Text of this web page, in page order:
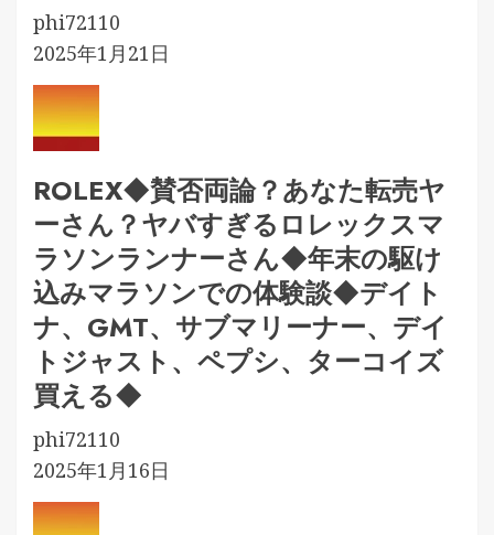
phi72110
2025年1月21日
ROLEX◆賛否両論？あなた転売ヤ
ーさん？ヤバすぎるロレックスマ
ラソンランナーさん◆年末の駆け
込みマラソンでの体験談◆デイト
ナ、GMT、サブマリーナー、デイ
トジャスト、ペプシ、ターコイズ
買える◆
phi72110
2025年1月16日